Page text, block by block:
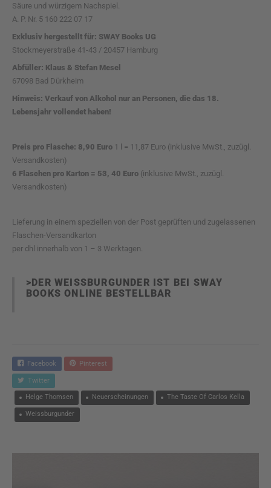
Säure und würzigem Nachspiel.
A. P. Nr. 5 160 222 07 17
Exklusiv hergestellt für: SWAY Books UG
Stockmeyerstraße 41-43 / 20457 Hamburg
Abfüller: Klaus & Stefan Mesel
67098 Bad Dürkheim
Hinweis: Verkauf von Alkohol nur an Personen, die das 18.
Lebensjahr vollendet haben!
Preis pro Flasche: 8,90 Euro 1 l = 11,87 Euro (inklusive MwSt., zuzügl.
Versandkosten)
6 Flaschen pro Karton = 53, 40 Euro (inklusive MwSt., zuzügl.
Versandkosten)
Lieferung in einem speziellen von der Post geprüften und zugelassenen
Flaschen-Versandkarton
per dhl innerhalb von 1 – 3 Werktagen.
>DER WEISSBURGUNDER IST BEI SWAY
BOOKS ONLINE BESTELLBAR
Facebook Pinterest
Twitter
Helge Thomsen Neuerscheinungen The Taste Of Carlos Kella
Weissburgunder